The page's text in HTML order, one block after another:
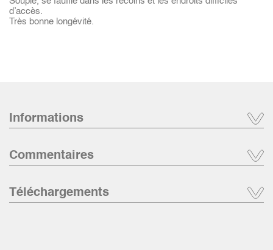
d’accès.
Très bonne longévité.
Informations
Commentaires
Téléchargements